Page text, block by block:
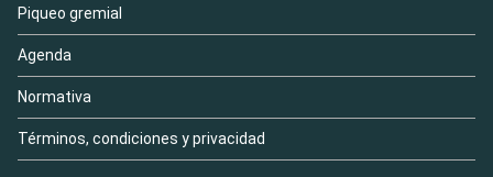
Piqueo gremial
Agenda
Normativa
Términos, condiciones y privacidad